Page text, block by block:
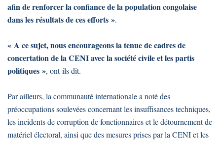
afin de renforcer la confiance de la population congolaise
dans les résultats de ces efforts ».
« A ce sujet, nous encourageons la tenue de cadres de
concertation de la CENI avec la société civile et les partis
politiques », ont-ils dit.
Par ailleurs, la communauté internationale a noté des
préoccupations soulevées concernant les insuffisances techniques,
les incidents de corruption de fonctionnaires et le détournement de
matériel électoral, ainsi que des mesures prises par la CENI et les